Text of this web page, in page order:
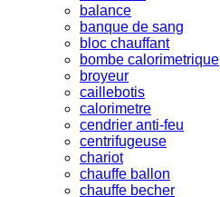
balance
banque de sang
bloc chauffant
bombe calorimetrique
broyeur
caillebotis
calorimetre
cendrier anti-feu
centrifugeuse
chariot
chauffe ballon
chauffe becher